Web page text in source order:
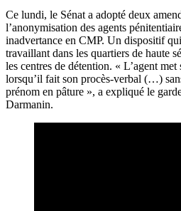
Ce lundi, le Sénat a adopté deux
l’anonymisation des agents
inadvertance en CMP. Un dispositif
travaillant dans les quartiers de haute
les centres de détention. « L’agent
lorsqu’il fait son procès-verbal (…)
prénom en pâture », a expliqué le
Darmanin.